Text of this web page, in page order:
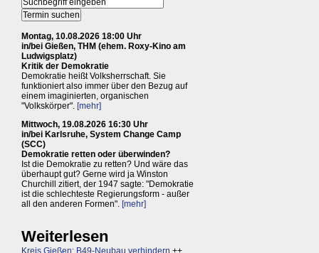
Montag, 10.08.2026 18:00 Uhr
in/bei Gießen, THM (ehem. Roxy-Kino am
Ludwigsplatz)
Kritik der Demokratie
Demokratie heißt Volksherrschaft. Sie
funktioniert also immer über den Bezug auf
einem imaginierten, organischen
"Volkskörper". [mehr]
Mittwoch, 19.08.2026 16:30 Uhr
in/bei Karlsruhe, System Change Camp
(SCC)
Demokratie retten oder überwinden?
Ist die Demokratie zu retten? Und wäre das
überhaupt gut? Gerne wird ja Winston
Churchill zitiert, der 1947 sagte: "Demokratie
ist die schlechteste Regierungsform - außer
all den anderen Formen". [mehr]
Weiterlesen